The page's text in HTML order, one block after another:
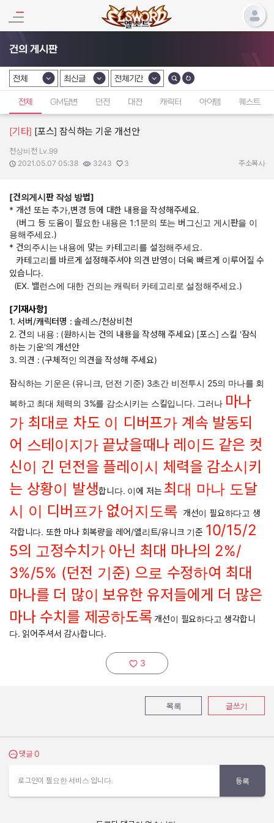
건의 게시판
카테고리 선택
전체
카테고리 선택
최신글
카테고리 선택
전체기간
전체 GM답변 던전 대전 캐릭터 아이템 퀘스트
[기타] [포스] 잠식하는 기운 개선안
작성자:
천상비천 Lv.99
작성일:
2021.05.07 05:38
조회수:
3243
추천수:
3 주소복사
[건의게시판 작성 방법]
* 개선 또는 추가,변경 등에 대한 내용을 작성해주세요.
(버그 등 도움이 필요한 내용은 1:1문의 또는 버그신고 게시판을 이
용해주세요.)
* 건의주시는 내용에 맞는 카테고리를 설정해주세요.
카테고리를 바르게 설정해주셔야 의견 반영이 더욱 빠르게 이루어질 수
있습니다.
(EX. 밸런스에 대한 건의는 캐릭터 카테고리로 설정해주세요.)
[기재사항]
1. 서버/캐릭터명 : 솔레스/천상비천
2. 건의 내용 : (원하시는 건의 내용을 작성해 주세요) [포스] 스킬 '잠식
하는 기운'의 개선안
3. 의견 : (구체적인 의견을 작성해 주세요)
잠식하는 기운은 (유니크, 던전 기준) 3초간 비전투시 25의 마나를 회
복하고 최대 체력의 3%를 감소시키는 스킬입니다. 그러나 마나
가 최대로 차도 이 디버프가 계속 발동되
어 스테이지가 끝났을때나 레이드 같은 컷
신이 긴 던전을 플레이시 체력을 감소시키
는 상황이 발생합니다. 이에 저는 최대 마나 도달
시 이 디버프가 없어지도록 개선이 필요하다고 생
각합니다. 또한 마나 회복량을 레어/엘리트/유니크 기준 10/15/2
5의 고정수치가 아닌 최대 마나의 2%/
3%/5% (던전 기준) 으로 수정하여 최대
마나를 더 많이 보유한 유저들에게 더 많은
마나 수치를 제공하도록 개선이 필요하다고 생각합니
다. 읽어주셔서 감사합니다.
추천하기:
3
목록 글쓰기
댓글 보기
댓글 0
로그인이 필요한 서비스 입니다. 등록